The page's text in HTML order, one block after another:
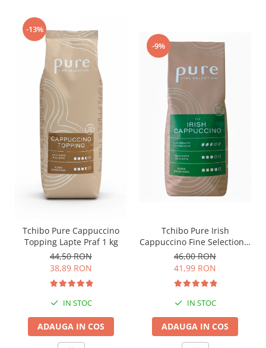
-13%
Tchibo Pure Cappuccino
Topping Lapte Praf 1 kg
44,50 RON
38,89 RON
IN STOC
ADAUGA IN COS
-9%
Tchibo Pure Irish
Cappuccino Fine Selection 1
Kg
46,00 RON
41,99 RON
IN STOC
ADAUGA IN COS